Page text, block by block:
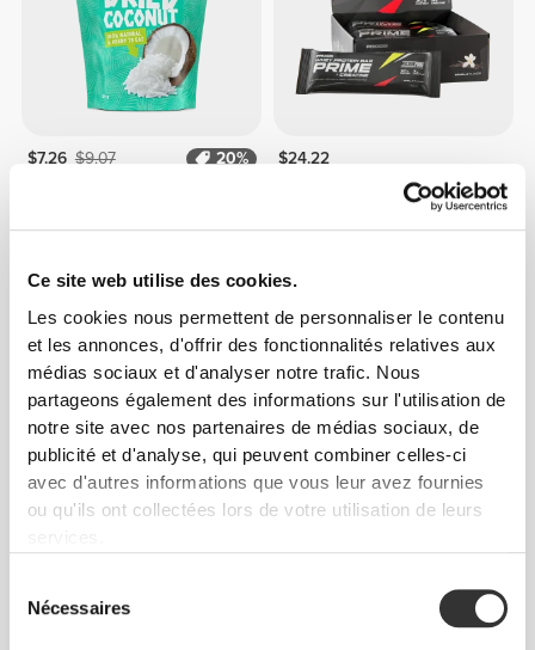
Ce site web utilise des cookies.
Les cookies nous permettent de personnaliser le contenu
et les annonces, d'offrir des fonctionnalités relatives aux
médias sociaux et d'analyser notre trafic. Nous
partageons également des informations sur l'utilisation de
notre site avec nos partenaires de médias sociaux, de
publicité et d'analyse, qui peuvent combiner celles-ci
avec d'autres informations que vous leur avez fournies
ou qu'ils ont collectées lors de votre utilisation de leurs
Nécessaires
$7.26 $9.07
20%
$24.22
Whey Prime Protein Bar +
$6.80 $9.07
25%
$22.71